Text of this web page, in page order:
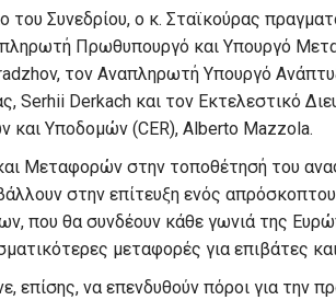
του Συνεδρίου, ο κ. Σταϊκούρας
Πρωθυπουργό και Υπουργό
τον Αναπληρωτή Υπουργό
Serhii Derkach και τον Εκτελεστικό
και Υποδομών (CER), Alberto Mazzola.
Μεταφορών στην τοποθέτησή του
στην επίτευξη ενός
που θα συνδέουν κάθε γωνιά της
μεταφορές για επιβάτες
επίσης, να επενδυθούν πόροι για